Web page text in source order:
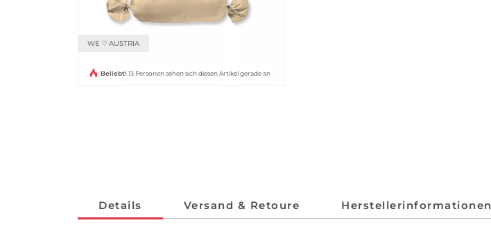
WE ♡ AUSTRIA
Beliebt! 13 Personen sehen sich diesen Artikel gerade an
Details Versand & Retoure Herstellerinformationen